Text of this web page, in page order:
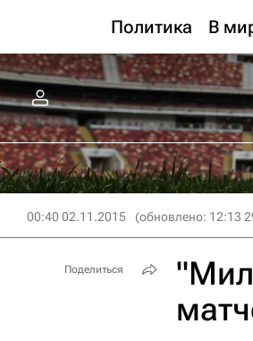
Политика В
00:40 02.11.2015 (обновлено: 12:13
Поделиться